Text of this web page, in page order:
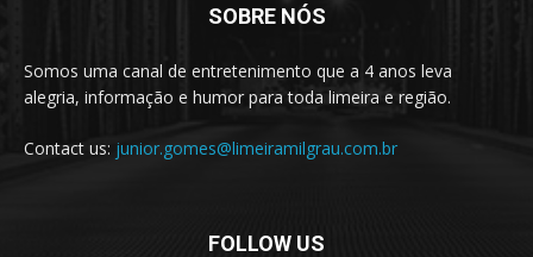
SOBRE NÓS
Somos uma canal de entretenimento que a 4 anos leva
alegria, informação e humor para toda limeira e região.
Contact us: junior.gomes@limeiramilgrau.com.br
FOLLOW US